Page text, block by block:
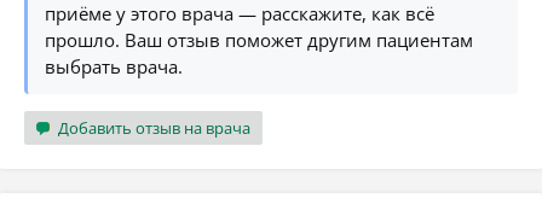
приёме у этого врача — расскажите, как всё
прошло. Ваш отзыв поможет другим пациентам
выбрать врача.
Добавить отзыв на врача